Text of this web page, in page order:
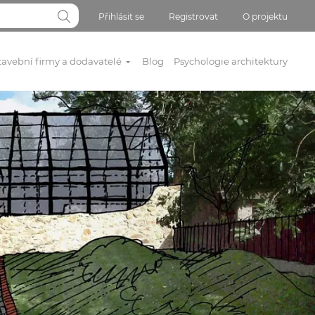
Přihlásit se Registrovat O projektu
firmy a dodavatelé Blog Psychologie architektury